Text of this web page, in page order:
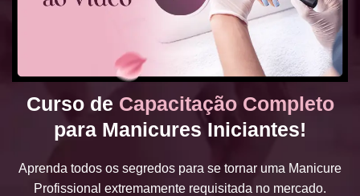
Curso de Capacitação Completo
para Manicures Iniciantes!
Aprenda todos os segredos para se tornar uma Manicure
Profissional extremamente requisitada no mercado.